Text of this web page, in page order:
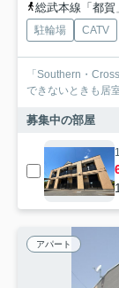
総武本線「都
駐輪場 CATV
「Southern・
できないときも居
募集中の部屋
アパート